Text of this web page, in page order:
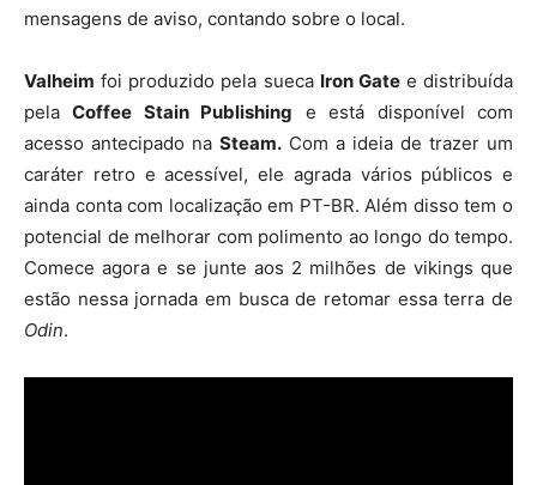
mensagens de aviso, contando sobre o local.
Valheim foi produzido pela sueca Iron Gatee distribuída
pelaCoffee Stain Publishing e está disponível com
acesso antecipado na Steam. Com a ideia de trazer um
caráter retro e acessível, ele agrada vários públicos e
ainda conta com localização em PT-BR. Além disso tem o
potencial de melhorar com polimento ao longo do tempo.
Comece agora e se junte aos 2 milhões de vikings que
estão nessa jornada em busca de retomar essa terra de
Odin.